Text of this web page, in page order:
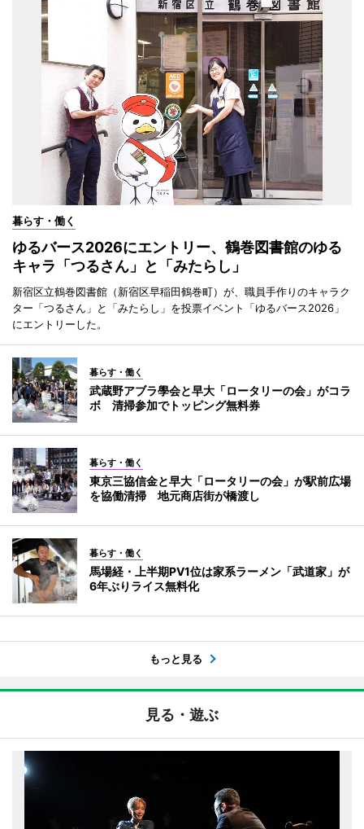
暮らす・働く
ゆるバース2026にエントリー、鶴巻図書館のゆる
キャラ「つるさん」と「みたらし」
新宿区立鶴巻図書館（新宿区早稲田鶴巻町）が、職員手作りのキャラク
ター「つるさん」と「みたらし」を投票イベント「ゆるバース2026」
にエントリーした。
暮らす・働く
武蔵野アブラ學会と早大「ロータリーの会」がコラ
ボ 清掃参加でトッピング無料券
暮らす・働く
東京三協信金と早大「ロータリーの会」が駅前広場
を協働清掃 地元商店街が橋渡し
暮らす・働く
馬場経・上半期PV1位は家系ラーメン「武道家」が
6年ぶりライス無料化
もっと見る
見る・遊ぶ